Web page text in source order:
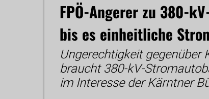
FPÖ-Angerer zu 380-
bis es einheitliche
Ungerechtigkeit gegenüber
braucht 380-kV-
im Interesse der Kärntner